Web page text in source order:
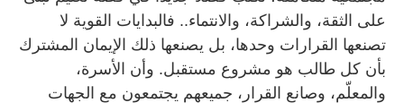
على الثقة، والشراكة، والانتماء.. فالبدايات القوية لا
تصنعها القرارات وحدها، بل يصنعها ذلك الإيمان المشترك
بأن كل طالب هو مشروع مستقبل. وأن الأسرة،
والمعلّم، وصانع القرار، جميعهم يجتمعون مع الجهات